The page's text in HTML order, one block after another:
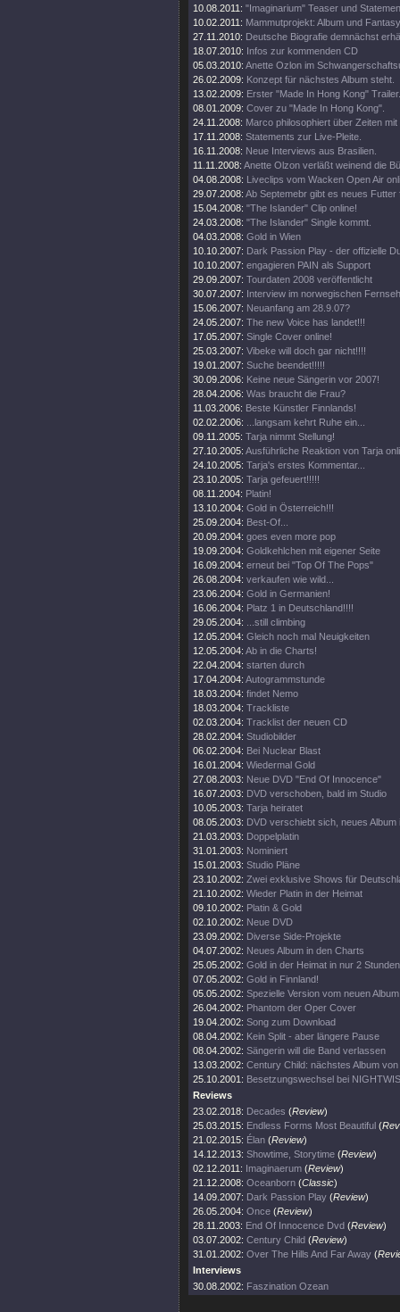
10.08.2011: "Imaginarium" Teaser und
10.02.2011: Mammutprojekt: Album und
27.11.2010: Deutsche Biografie demnächst
18.07.2010: Infos zur kommenden CD
05.03.2010: Anette Ozlon im
26.02.2009: Konzept für nächstes Album steht.
13.02.2009: Erster "Made In Hong Kong" Trailer.
08.01.2009: Cover zu "Made In Hong Kong".
24.11.2008: Marco philosophiert über Zeiten mit
17.11.2008: Statements zur Live-Pleite.
16.11.2008: Neue Interviews aus Brasilien.
11.11.2008: Anette Olzon verläßt weinend die
04.08.2008: Liveclips vom Wacken Open Air
29.07.2008: Ab Septemebr gibt es neues Futter
15.04.2008: "The Islander" Clip online!
24.03.2008: "The Islander" Single kommt.
04.03.2008: Gold in Wien
10.10.2007: Dark Passion Play - der offizielle
10.10.2007: engagieren PAIN als Support
29.09.2007: Tourdaten 2008 veröffentlicht
30.07.2007: Interview im norwegischen
15.06.2007: Neuanfang am 28.9.07?
24.05.2007: The new Voice has landet!!!
17.05.2007: Single Cover online!
25.03.2007: Vibeke will doch gar nicht!!!!
19.01.2007: Suche beendet!!!!!
30.09.2006: Keine neue Sängerin vor 2007!
28.04.2006: Was braucht die Frau?
11.03.2006: Beste Künstler Finnlands!
02.02.2006:
...langsam kehrt Ruhe ein...
09.11.2005: Tarja nimmt Stellung!
27.10.2005: Ausführliche Reaktion von Tarja
24.10.2005: Tarja's erstes Kommentar...
23.10.2005: Tarja gefeuert!!!!!
08.11.2004: Platin!
13.10.2004: Gold in Österreich!!!
25.09.2004: Best-Of...
20.09.2004: goes even more pop
19.09.2004: Goldkehlchen mit eigener Seite
16.09.2004: erneut bei "Top Of The Pops"
26.08.2004: verkaufen wie wild...
23.06.2004: Gold in Germanien!
16.06.2004: Platz 1 in Deutschland!!!!
29.05.2004:
...still climbing
12.05.2004: Gleich noch mal Neuigkeiten
12.05.2004: Ab in die Charts!
22.04.2004: starten durch
17.04.2004: Autogrammstunde
18.03.2004: findet Nemo
18.03.2004: Trackliste
02.03.2004: Tracklist der neuen CD
28.02.2004: Studiobilder
06.02.2004: Bei Nuclear Blast
16.01.2004: Wiedermal Gold
27.08.2003: Neue DVD "End Of Innocence"
16.07.2003: DVD verschoben, bald im Studio
10.05.2003: Tarja heiratet
08.05.2003: DVD verschiebt sich, neues Album
21.03.2003: Doppelplatin
31.01.2003: Nominiert
15.01.2003: Studio Pläne
23.10.2002: Zwei exklusive Shows für
21.10.2002: Wieder Platin in der Heimat
09.10.2002: Platin & Gold
02.10.2002: Neue DVD
23.09.2002: Diverse Side-Projekte
04.07.2002: Neues Album in den Charts
25.05.2002: Gold in der Heimat in nur 2 Stunden
07.05.2002: Gold in Finnland!
05.05.2002: Spezielle Version vom neuen Album
26.04.2002: Phantom der Oper Cover
19.04.2002: Song zum Download
08.04.2002: Kein Split - aber längere Pause
08.04.2002: Sängerin will die Band verlassen
13.03.2002: Century Child: nächstes Album
25.10.2001: Besetzungswechsel bei
Reviews
23.02.2018: Decades (Review)
25.03.2015: Endless Forms Most Beautiful (
21.02.2015: Élan (Review)
14.12.2013: Showtime, Storytime (Review)
02.12.2011: Imaginaerum (Review)
21.12.2008: Oceanborn (Classic)
14.09.2007: Dark Passion Play (Review)
26.05.2004: Once (Review)
28.11.2003: End Of Innocence Dvd (Review)
03.07.2002: Century Child (Review)
31.01.2002: Over The Hills And Far Away (
Interviews
30.08.2002: Faszination Ozean